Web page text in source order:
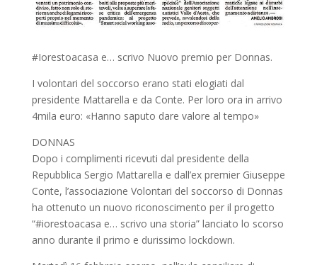
#Iorestoacasa e… scrivo Nuovo premio per Donnas.
I volontari del soccorso erano stati elogiati dal
presidente Mattarella e da Conte. Per loro ora in arrivo
4mila euro: «Hanno saputo dare valore al tempo»
DONNAS
Dopo i complimenti ricevuti dal presidente della
Repubblica Sergio Mattarella e dall’ex premier Giuseppe
Conte, l’associazione Volontari del soccorso di Donnas
ha ottenuto un nuovo riconoscimento per il progetto
“#iorestoacasa e… scrivo una storia” lanciato lo scorso
anno durante il primo e durissimo lockdown.